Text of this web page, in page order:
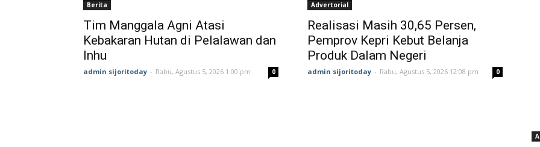
Berita
Tim Manggala Agni Atasi
Kebakaran Hutan di Pelalawan dan
Inhu
admin sijoritoday - Rabu, Agustus 5, 2026 1:00 pm 0
Advertorial
Realisasi Masih 30,65 Persen,
Pemprov Kepri Kebut Belanja
Produk Dalam Negeri
admin sijoritoday - Rabu, Agustus 5, 2026 12:08 pm 0